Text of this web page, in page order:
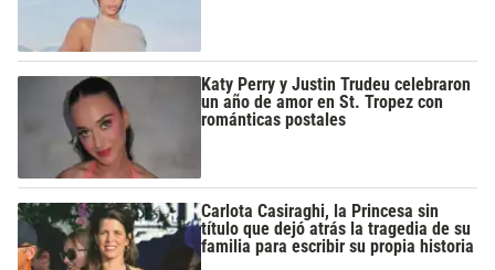
Katy Perry y Justin Trudeu celebraron
un año de amor en St. Tropez con
románticas postales
Carlota Casiraghi, la Princesa sin
título que dejó atrás la tragedia de su
familia para escribir su propia historia